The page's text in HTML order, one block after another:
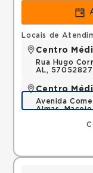
Locais de
Centro
Rua Hugo
AL, 57052827
Centro
Avenida
Almas,